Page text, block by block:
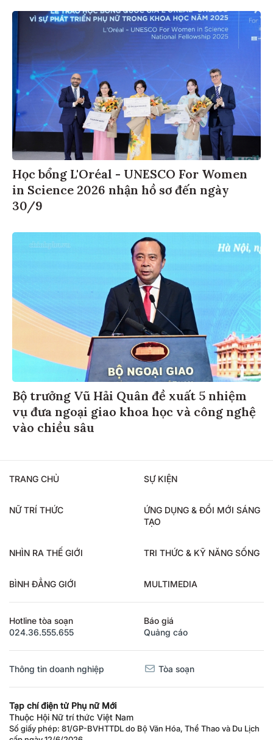
Học bổng L'Oréal - UNESCO For Women
in Science 2026 nhận hồ sơ đến ngày
30/9
Bộ trưởng Vũ Hải Quân đề xuất 5 nhiệm
vụ đưa ngoại giao khoa học và công nghệ
vào chiều sâu
TRANG CHỦ SỰ KIỆN
NỮ TRÍ THỨC
ỨNG DỤNG & ĐỔI MỚI SÁNG
TẠO
NHÌN RA THẾ GIỚI TRI THỨC & KỸ NĂNG SỐNG
BÌNH ĐẲNG GIỚI MULTIMEDIA
Hotline tòa soạn
024.36.555.655
Báo giá
Quảng cáo
Thông tin doanh nghiệp Tòa soạn
Tạp chí điện tử Phụ nữ Mới
Thuộc Hội Nữ trí thức Việt Nam
Số giấy phép: 81/GP-BVHTTDL do Bộ Văn Hóa, Thể Thao và Du Lịch
cấp ngày 12/6/2026.